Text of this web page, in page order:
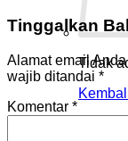
Tidak
Tinggalkan
Alamat email
wajib ditandai *
Komentar *